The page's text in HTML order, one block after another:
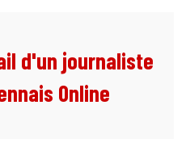
d'un journaliste
Online